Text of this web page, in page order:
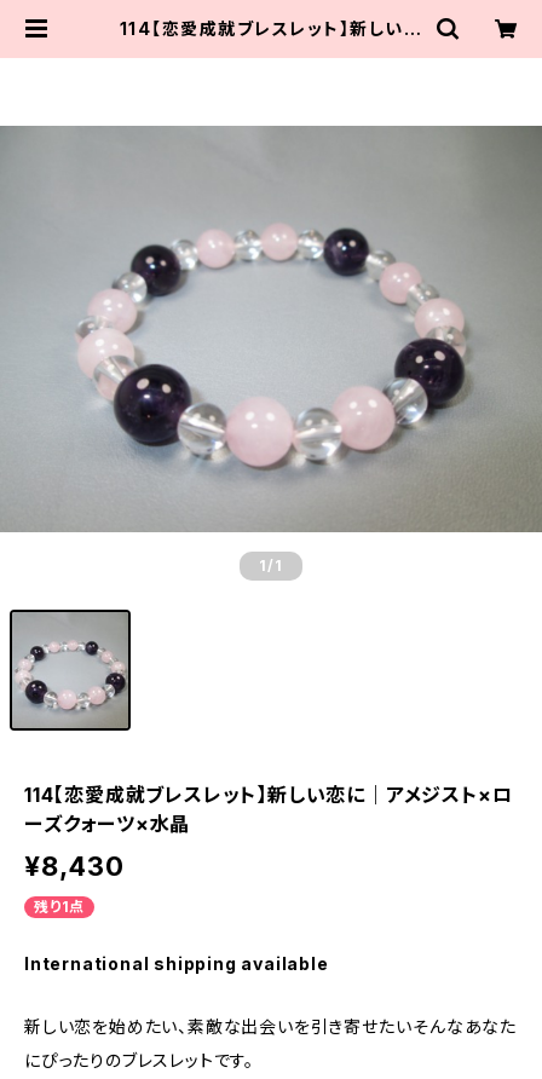
114【恋愛成就ブレスレット】新しい恋
1 /1
114【恋愛成就ブレスレット】新しい恋に｜アメジスト×ロ
ーズクォーツ×水晶
¥8,430
残り1点
International shipping available
新しい恋を始めたい、素敵な出会いを引き寄せたい――そんなあなた
にぴったりのブレスレットです。